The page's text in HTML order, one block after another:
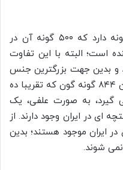
گیاه گون در جهان حدود ۳۲۸۰ گونه دارد که ۵۰۰ گونه آن در
است؛ البته با این تفاوت
و بدین جهت بزرگترین جنس
گیاهی شناخته می شود. از این میان ۸۴۴ گونه گون که تقریبا ده
گیرد، به صورت علفی، یک
ای در ایران وجود دارند. از
در ایران موجود هستند؛ بدین
شوند.